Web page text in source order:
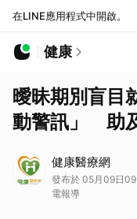
在LINE應用程式中開啟。
健康
曖昧期別盲目
動警訊」 助
健康醫療網
發布於 05月09日
電報導